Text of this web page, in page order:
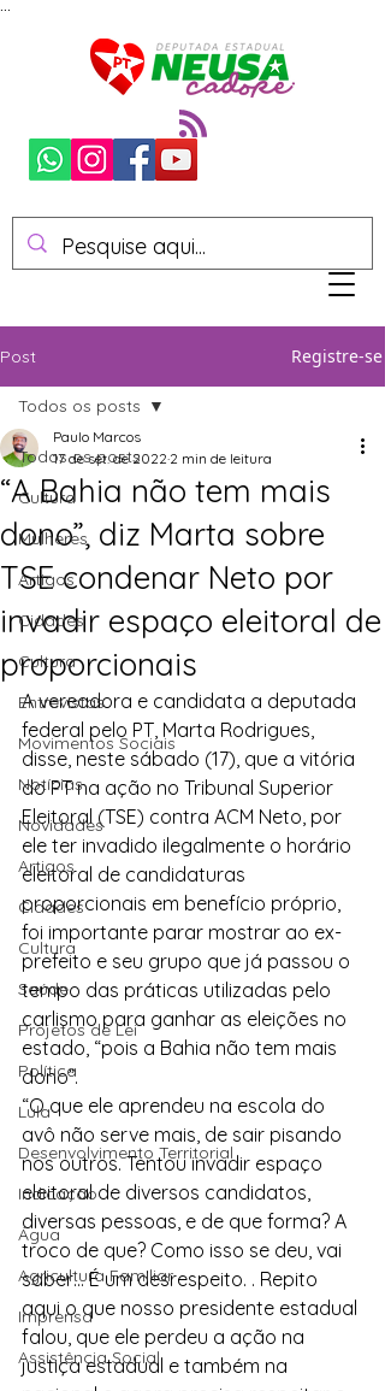
Post Registre-se
Todos os posts
Cultura
Mulheres
Artigos
Cidades
Cultura
Entrevistas
Movimentos Sociais
Notícias
Novidades
Artigos
Cidades
Cultura
Saúde
Projetos de Lei
Política
Lula
Desenvolvimento Territorial
Indicação
Água
Agricultura Familiar
Imprensa
Assistência Social
Todos os posts
“A Bahia não tem mais
dono”, diz Marta sobre
TSE condenar Neto por
invadir espaço eleitoral de
proporcionais
Paulo Marcos
17 de set. de 2022 2 min de leitura
A vereadora e candidata a deputada
federal pelo PT, Marta Rodrigues,
disse, neste sábado (17), que a vitória
do PT na ação no Tribunal Superior
Eleitoral (TSE) contra ACM Neto, por
ele ter invadido ilegalmente o horário
eleitoral de candidaturas
proporcionais em benefício próprio,
foi importante parar mostrar ao ex-
prefeito e seu grupo que já passou o
tempo das práticas utilizadas pelo
carlismo para ganhar as eleições no
estado, “pois a Bahia não tem mais
dono”.
“O que ele aprendeu na escola do
avô não serve mais, de sair pisando
nos outros. Tentou invadir espaço
eleitoral de diversos candidatos,
diversas pessoas, e de que forma? A
troco de que? Como isso se deu, vai
saber… É um desrespeito. . Repito
aqui o que nosso presidente estadual
falou, que ele perdeu a ação na
justiça estadual e também na